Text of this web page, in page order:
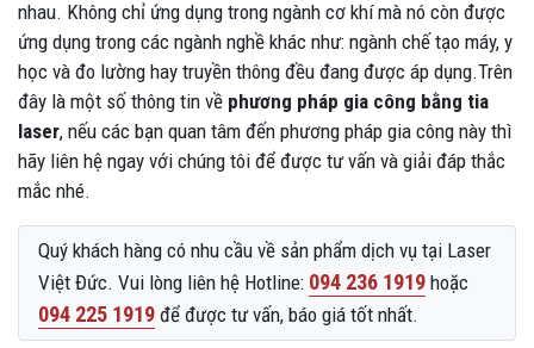
nhau. Không chỉ ứng dụng trong ngành cơ khí mà nó còn được
ứng dụng trong các ngành nghề khác như: ngành chế tạo máy, y
học và đo lường hay truyền thông đều đang được áp dụng.Trên
đây là một số thông tin về phương pháp gia công bằng tia
laser, nếu các bạn quan tâm đến phương pháp gia công này thì
hãy liên hệ ngay với chúng tôi để được tư vấn và giải đáp thắc
mắc nhé.
Quý khách hàng có nhu cầu về sản phẩm dịch vụ tại Laser
Việt Đức. Vui lòng liên hệ Hotline: 094 236 1919 hoặc
094 225 1919 để được tư vấn, báo giá tốt nhất.